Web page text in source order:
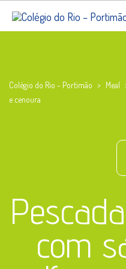
Colégio do Rio - Portimão > Meal
e cenoura
com